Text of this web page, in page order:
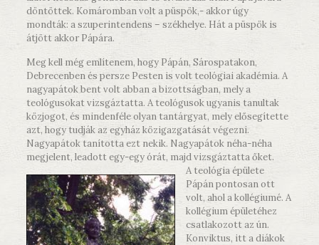
döntöttek. Komáromban volt a püspök,- akkor úgy
mondták: a szuperintendens – székhelye. Hát a püspök is
átjött akkor Pápára.
Meg kell még említenem, hogy Pápán, Sárospatakon,
Debrecenben és persze Pesten is volt teológiai akadémia. A
nagyapátok bent volt abban a bizottságban, mely a
teológusokat vizsgáztatta. A teológusok ugyanis tanultak
közjogot, és mindenféle olyan tantárgyat, mely elősegítette
azt, hogy tudják az egyház közigazgatását végezni.
Nagyapátok tanította ezt nekik. Nagyapátok néha-néha
megjelent, leadott egy-egy órát, majd vizsgáztatta őket.
A teológia épülete
Pápán pontosan ott
volt, ahol a kollégiumé. A
kollégium épületéhez
csatlakozott az ún.
Konviktus, itt a diákok